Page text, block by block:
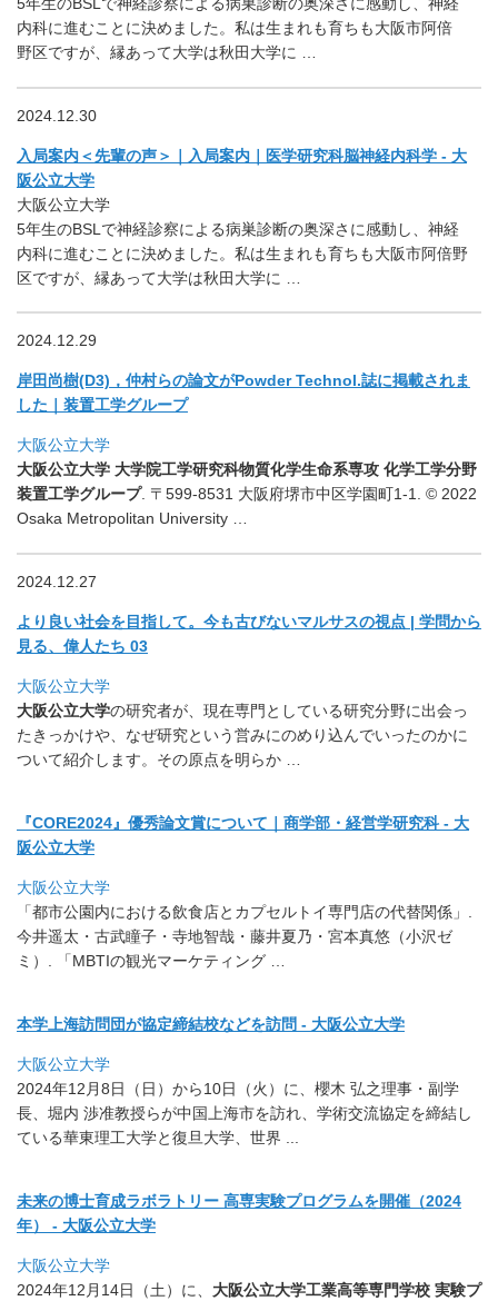
内科に進むことに決めました。私は生まれも育ちも大阪市阿倍
野区ですが、縁あって大学は秋田大学に …
2024.12.30
入局案内＜先輩の声＞｜入局案内｜医学研究科脳神経内科学 - 大
阪公立大学
大阪公立大学
5年生のBSLで神経診察による病巣診断の奥深さに感動し、神経
内科に進むことに決めました。私は生まれも育ちも大阪市阿倍野
区ですが、縁あって大学は秋田大学に …
2024.12.29
岸田尚樹(D3)，仲村らの論文がPowder Technol.誌に掲載されま
した｜装置工学グループ
大阪公立大学
大阪公立大学 大学院工学研究科物質化学生命系専攻 化学工学分野
装置工学グループ. 〒599-8531 大阪府堺市中区学園町1-1. © 2022
Osaka Metropolitan University …
2024.12.27
より良い社会を目指して。今も古びないマルサスの視点 | 学問から
見る、偉人たち 03
大阪公立大学
大阪公立大学の研究者が、 現在専門としている研究分野に出会っ
たきっかけや、 なぜ研究という営みにのめり込んでいったのかに
ついて紹介します。その原点を明らか …
『CORE2024』優秀論文賞について｜商学部・経営学研究科 - 大
阪公立大学
大阪公立大学
「都市公園内における飲食店とカプセルトイ専門店の代替関係」.
今井遥太・古武瞳子・寺地智哉・藤井夏乃・宮本真悠（小沢ゼ
ミ）
. 「MBTIの観光マーケティング …
本学上海訪問団が協定締結校などを訪問 - 大阪公立大学
大阪公立大学
2024年12月8日（日）から10日（火）に、櫻木 弘之理事・副学
長、堀内 渉准教授らが中国上海市を訪れ、 学術交流協定を締結し
ている華東理工大学と復旦大学、世界 ..
未来の博士育成ラボラトリー 高専実験プログラムを開催（2024
年） - 大阪公立大学
大阪公立大学
2024年12月14日（土）に、 大阪公立大学工業高等専門学校 実験プ